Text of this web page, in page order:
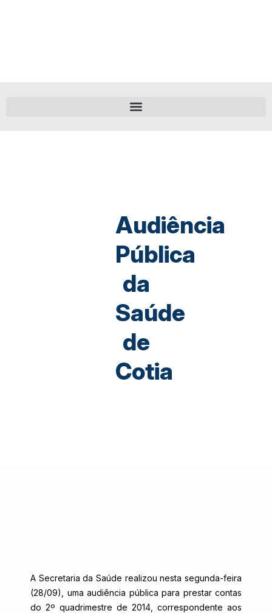
Audiência
Pública
da
Saúde
de
Cotia
A Secretaria da Saúde realizou nesta segunda-feira
(28/09), uma audiência pública para prestar contas
do 2º quadrimestre de 2014, correspondente aos